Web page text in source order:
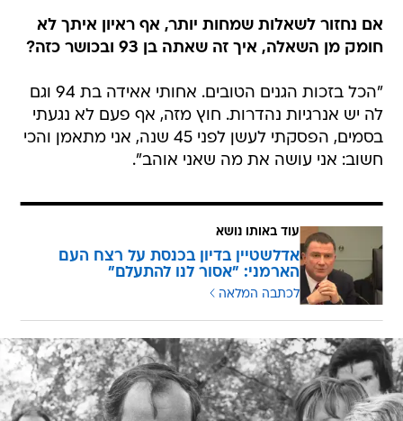
אם נחזור לשאלות שמחות יותר, אף ראיון איתך לא
חומק מן השאלה, איך זה שאתה בן 93 ובכושר כזה?
"הכל בזכות הגנים הטובים. אחותי אאידה בת 94 וגם
לה יש אנרגיות נהדרות. חוץ מזה, אף פעם לא נגעתי
בסמים, הפסקתי לעשן לפני 45 שנה, אני מתאמן והכי
חשוב: אני עושה את מה שאני אוהב".
עוד באותו נושא
אדלשטיין בדיון בכנסת על רצח העם
הארמני: "אסור לנו להתעלם"
לכתבה המלאה